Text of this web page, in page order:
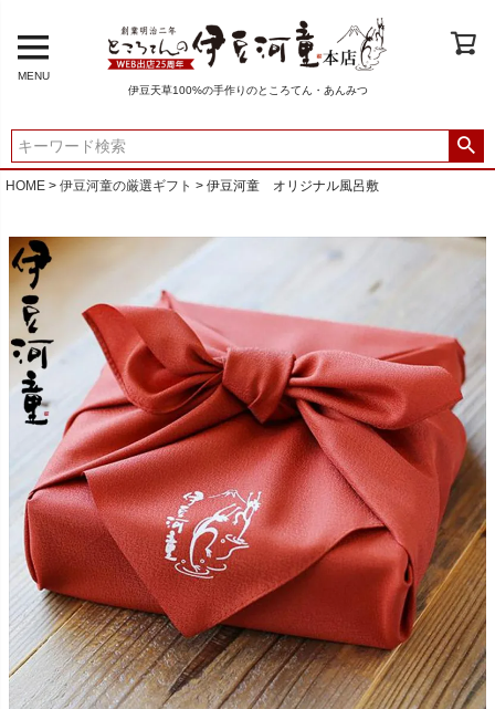
MENU
伊豆天草100%の手作りのところてん・あんみつ
HOME 伊豆河童の厳選ギフト 伊豆河童 オリジナル風呂敷